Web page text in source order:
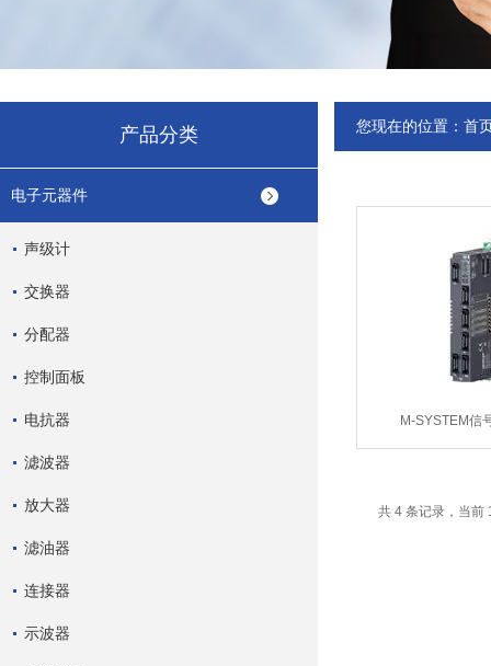
产品分类
电子元器件
声级计
交换器
分配器
控制面板
电抗器
滤波器
放大器
滤油器
连接器
示波器
您现在的位置： 首
M-SYSTEM信
共 4 条记录，当